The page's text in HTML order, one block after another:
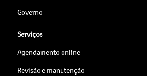
Governo
Serviços
Agendamento online
Revisão e manutenção